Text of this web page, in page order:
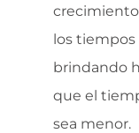
los tiempos
brindando
que el
sea menor.